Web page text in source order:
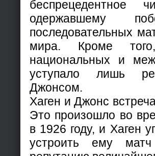
одержавшему
последовательных
мира. Кроме
национальных и
уступало лишь
Джонсом.
Хаген и Джонс
Это произошло во
в 1926 году, и Хаген
устроить ему